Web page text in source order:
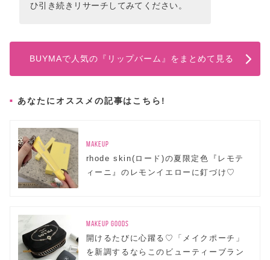
ひ引き続きリサーチしてみてください。
BUYMAで人気の『リップバーム』をまとめて見る
あなたにオススメの記事はこちら!
MAKEUP
rhode skin(ロード)の夏限定色『レモテ
ィーニ』のレモンイエローに釘づけ♡
MAKEUP GOODS
開けるたびに心躍る♡「メイクポーチ」
を新調するならこのビューティーブラン